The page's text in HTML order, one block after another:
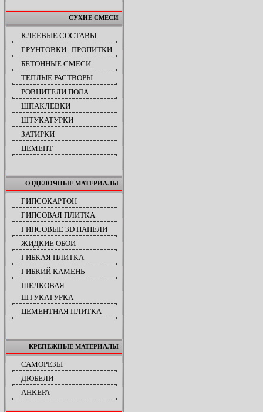
СУХИЕ СМЕСИ
КЛЕЕВЫЕ СОСТАВЫ
ГРУНТОВКИ | ПРОПИТКИ
БЕТОННЫЕ СМЕСИ
ТЕПЛЫЕ РАСТВОРЫ
РОВНИТЕЛИ ПОЛА
ШПАКЛЕВКИ
ШТУКАТУРКИ
ЗАТИРКИ
ЦЕМЕНТ
ОТДЕЛОЧНЫЕ МАТЕРИАЛЫ
ГИПСОКАРТОН
ГИПСОВАЯ ПЛИТКА
ГИПСОВЫЕ 3D ПАНЕЛИ
ЖИДКИЕ ОБОИ
ГИБКАЯ ПЛИТКА
ГИБКИЙ КАМЕНЬ
ШЕЛКОВАЯ
ШТУКАТУРКА
ЦЕМЕНТНАЯ ПЛИТКА
КРЕПЕЖНЫЕ МАТЕРИАЛЫ
САМОРЕЗЫ
ДЮБЕЛИ
АНКЕРА